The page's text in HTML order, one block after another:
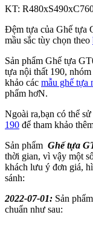
KT:
Đệm tựa của Ghế tựa
mầu sắc tùy chọn theo
Sản phẩm Ghế tựa
tựa nội thất 190,
khảo các mẫu ghế tựa
phẩm hơN.
Ngoài ra,bạn có thể
190 để tham khảo
Sản phẩm Ghế tựa
thời gian, vì vậy một
khách lưu ý đơn giá,
sánh:
2022-07-01: Sản
chuẩn như sau: